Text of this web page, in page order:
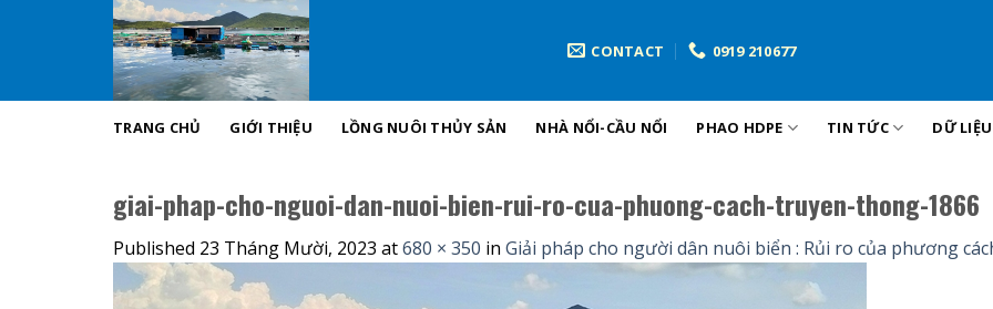
CONTACT 0919 210677
TRANG CHỦ GIỚI THIỆU LỒNG NUÔI THỦY SẢN NHÀ NỔI-CẦU NỔI PHAO HDPE TIN TỨC DỮ
giai-phap-cho-nguoi-dan-nuoi-bien-rui-ro-cua-phuong-cach-truyen-thong-1866
Published 23 Tháng Mười, 2023 at680 × 350 in Giải pháp cho người dân nuôi biển : Rủi ro của phương